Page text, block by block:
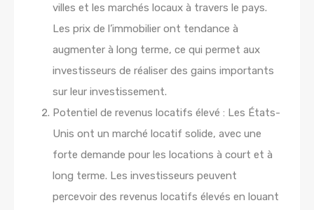
villes et les marchés locaux à travers le pays.
Les prix de l’immobilier ont tendance à
augmenter à long terme, ce qui permet aux
investisseurs de réaliser des gains importants
sur leur investissement.
Potentiel de revenus locatifs élevé : Les États-
Unis ont un marché locatif solide, avec une
forte demande pour les locations à court et à
long terme. Les investisseurs peuvent
percevoir des revenus locatifs élevés en louant